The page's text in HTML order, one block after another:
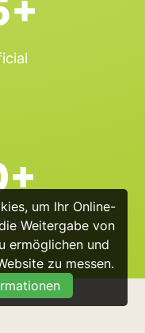
um Ihr Online-
Weitergabe von
ermöglichen und
zu messen.